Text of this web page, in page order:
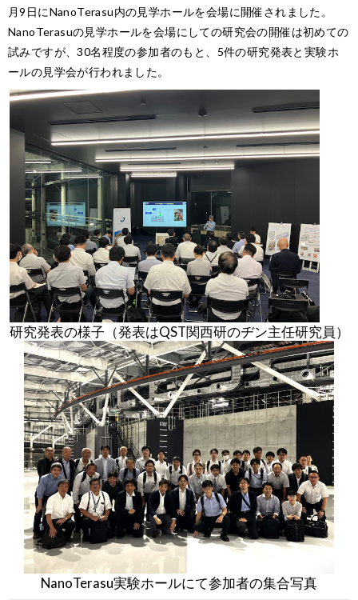
月9日にNanoTerasu内の見学ホールを会場に開催されました。
NanoTerasuの見学ホールを会場にしての研究会の開催は初めての
試みですが、30名程度の参加者のもと、5件の研究発表と実験ホ
ールの見学会が行われました。
研究発表の様子（発表はQST関西研のヂン主任研究員）
NanoTerasu実験ホールにて参加者の集合写真